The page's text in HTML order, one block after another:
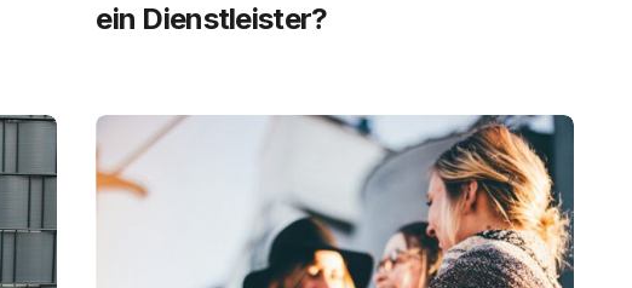
ein Dienstleister?